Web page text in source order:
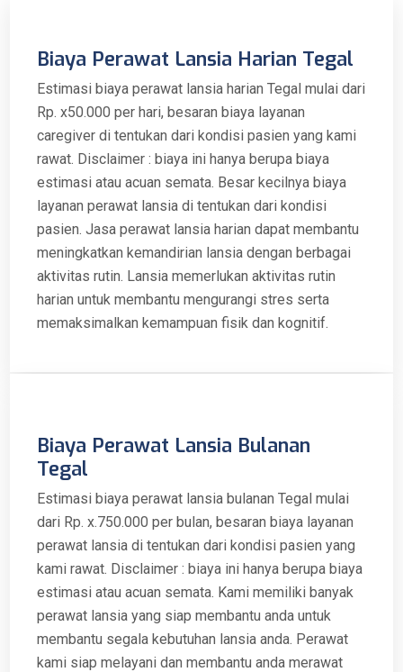
Biaya Perawat Lansia Harian Tegal
Estimasi biaya perawat lansia harian Tegal mulai dari
Rp. x50.000 per hari, besaran biaya layanan
caregiver di tentukan dari kondisi pasien yang kami
rawat. Disclaimer : biaya ini hanya berupa biaya
estimasi atau acuan semata. Besar kecilnya biaya
layanan perawat lansia di tentukan dari kondisi
pasien. Jasa perawat lansia harian dapat membantu
meningkatkan kemandirian lansia dengan berbagai
aktivitas rutin. Lansia memerlukan aktivitas rutin
harian untuk membantu mengurangi stres serta
memaksimalkan kemampuan fisik dan kognitif.
Biaya Perawat Lansia Bulanan
Tegal
Estimasi biaya perawat lansia bulanan Tegal mulai
dari Rp. x.750.000 per bulan, besaran biaya layanan
perawat lansia di tentukan dari kondisi pasien yang
kami rawat. Disclaimer : biaya ini hanya berupa biaya
estimasi atau acuan semata. Kami memiliki banyak
perawat lansia yang siap membantu anda untuk
membantu segala kebutuhan lansia anda. Perawat
kami siap melayani dan membantu anda merawat